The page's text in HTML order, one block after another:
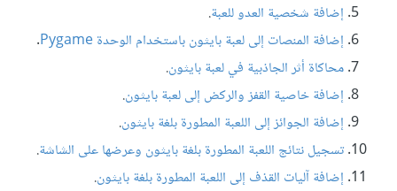
إضافة شخصية العدو للعبة.
إضافة المنصات إلى لعبة بايثون باستخدام الوحدة Pygame
.
محاكاة أثر الجاذبية في لعبة بايثون.
إضافة خاصية القفز والركض إلى لعبة بايثون.
إضافة الجوائز إلى اللعبة المطورة بلغة بايثون.
تسجيل نتائج اللعبة المطورة بلغة بايثون وعرضها على الشاشة.
إضافة آليات القذف إلى اللعبة المطورة بلغة بايثون.